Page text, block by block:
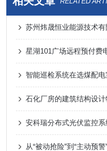
星湖101广场远程预付费
智能巡检系统在选煤配
石化厂房的建筑结构设